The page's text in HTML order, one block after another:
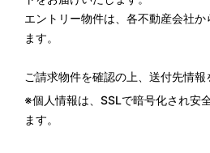
エントリー物件は、各不動産会社か
ます。
ご請求物件を確認の上、送付先情報
※個人情報は、SSLで暗号化され安
ます。